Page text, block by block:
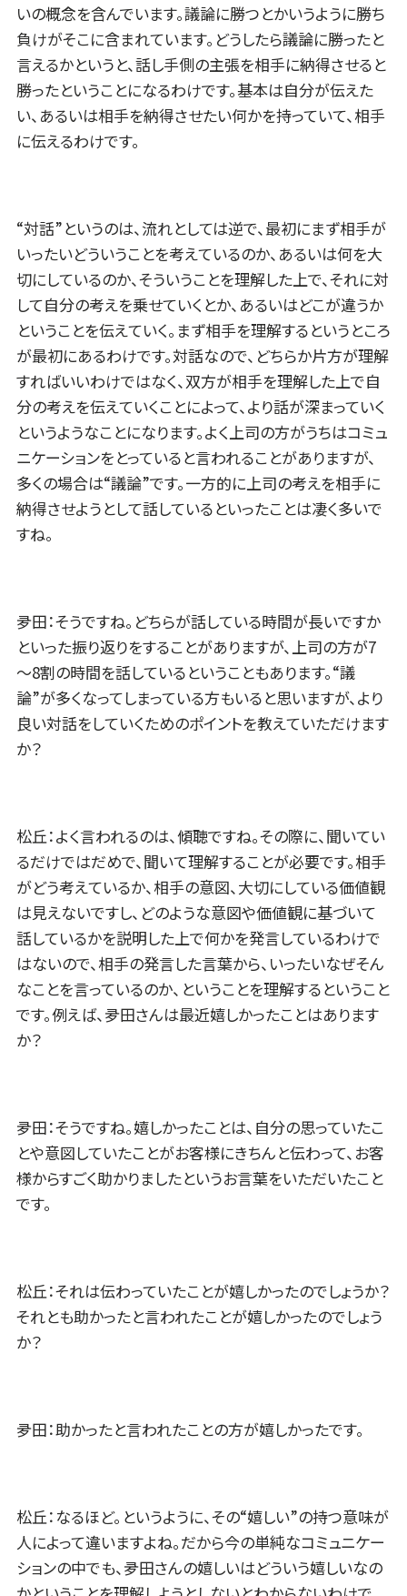
いの概念を含んでいます。議論に勝つとかいうように勝ち
負けがそこに含まれています。どうしたら議論に勝ったと
言えるかというと、話し手側の主張を相手に納得させると
勝ったということになるわけです。基本は自分が伝えた
い、あるいは相手を納得させたい何かを持っていて、相手
に伝えるわけです。
“対話”というのは、流れとしては逆で、最初にまず相手が
いったいどういうことを考えているのか、あるいは何を大
切にしているのか、そういうことを理解した上で、それに対
して自分の考えを乗せていくとか、あるいはどこが違うか
ということを伝えていく。まず相手を理解するというところ
が最初にあるわけです。対話なので、どちらか片方が理解
すればいいわけではなく、双方が相手を理解した上で自
分の考えを伝えていくことによって、より話が深まっていく
というようなことになります。よく上司の方がうちはコミュ
ニケーションをとっていると言われることがありますが、
多くの場合は“議論”です。一方的に上司の考えを相手に
納得させようとして話しているといったことは凄く多いで
すね。
夛田：そうですね。どちらが話している時間が長いですか
といった振り返りをすることがありますが、上司の方が7
～8割の時間を話しているということもあります。“議
論”が多くなってしまっている方もいると思いますが、より
良い対話をしていくためのポイントを教えていただけます
か？
松丘：よく言われるのは、傾聴ですね。その際に、聞いてい
るだけではだめで、聞いて理解することが必要です。相手
がどう考えているか、相手の意図、大切にしている価値観
は見えないですし、どのような意図や価値観に基づいて
話しているかを説明した上で何かを発言しているわけで
はないので、相手の発言した言葉から、いったいなぜそん
なことを言っているのか、ということを理解するということ
です。例えば、夛田さんは最近嬉しかったことはあります
か？
夛田：そうですね。嬉しかったことは、自分の思っていたこ
とや意図していたことがお客様にきちんと伝わって、お客
様からすごく助かりましたというお言葉をいただいたこと
です。
松丘：それは伝わっていたことが嬉しかったのでしょうか？
それとも助かったと言われたことが嬉しかったのでしょう
か？
夛田：助かったと言われたことの方が嬉しかったです。
松丘：なるほど。というように、その“嬉しい”の持つ意味が
人によって違いますよね。だから今の単純なコミュニケー
ションの中でも、夛田さんの嬉しいはどういう嬉しいなの